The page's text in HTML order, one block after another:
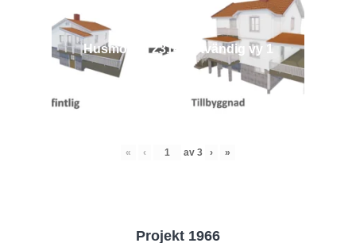
Husmodell 2314 - Utvändig vy 1
« ‹ av 3 › »
Projekt 1966